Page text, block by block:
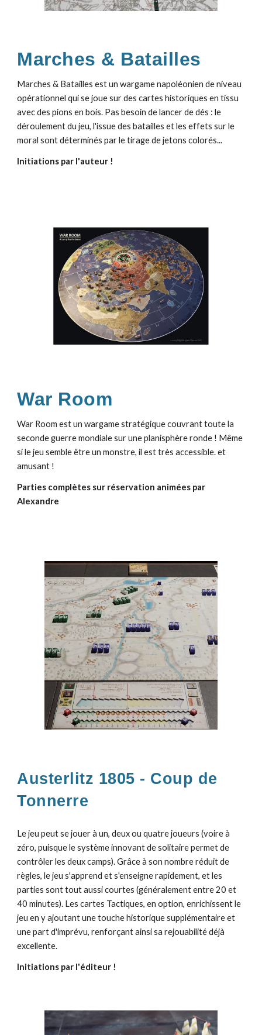
Marches & Batailles
Marches & Batailles est un wargame napoléonien de niveau
opérationnel qui se joue sur des cartes historiques en tissu
avec des pions en bois. Pas besoin de lancer de dés : le
déroulement du jeu, l'issue des batailles et les effets sur le
moral sont déterminés par le tirage de jetons colorés...
Initiations par l'auteur !
War Room
War Room est un wargame stratégique couvrant toute la
seconde guerre mondiale sur une planisphère ronde ! Même
si le jeu semble être un monstre, il est très accessible. et
amusant !
Parties complètes sur réservation animées par
Alexandre
Austerlitz 1805 - Coup de
Tonnerre
Le jeu peut se jouer à un, deux ou quatre joueurs (voire à
zéro, puisque le système innovant de solitaire permet de
contrôler les deux camps). Grâce à son nombre réduit de
règles, le jeu s'apprend et s'enseigne rapidement, et les
parties sont tout aussi courtes (généralement entre 20 et
40 minutes). Les cartes Tactiques, en option, enrichissent le
jeu en y ajoutant une touche historique supplémentaire et
une part d'imprévu, renforçant ainsi sa rejouabilité déjà
excellente.
Initiations par l'éditeur !